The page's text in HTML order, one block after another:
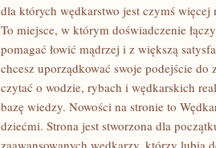
dla których wędkarstwo jest czymś
To miejsce, w którym doświadczenie
pomagać łowić mądrzej i z większą
chcesz uporządkować swoje podejście
czytać o wodzie, rybach i wędkarskich
bazę wiedzy. Nowości na stronie to
dziećmi. Strona jest stworzona dla
zaawansowanych wędkarzy, którzy lubią